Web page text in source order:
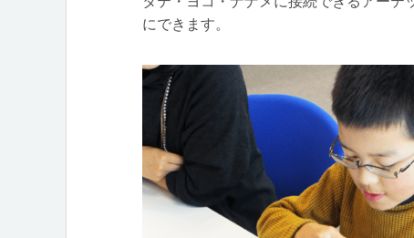
にできます。